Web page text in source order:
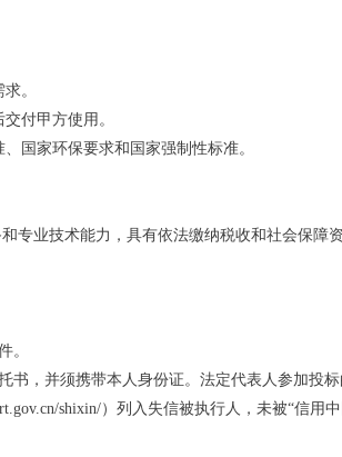
。
付甲方使用。
国家环保要求和国家强制性标准。
业技术能力，具有依法缴纳税收和社会保障
。
，并须携带本人身份证。法定代表人参加投标
shixin/）列入失信被执行人，未被“信用